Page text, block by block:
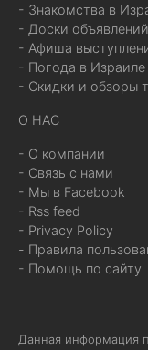
- Знакомства в
- Доски объявлений
- Афиша
- Погода в Израиле
- Скидки и обзоры
О НАС
- О компании
- Связь с нами
- Мы в Facebook
- Rss feed
- Privacy Policy
- Правила
- Помощь по сайту
Данная информация